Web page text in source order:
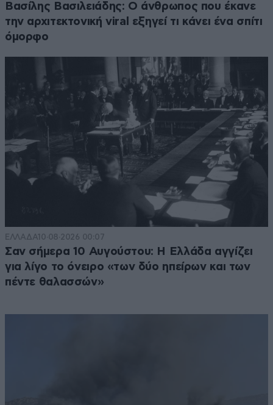
Βασίλης Βασιλειάδης: Ο άνθρωπος που έκανε
την αρχιτεκτονική viral εξηγεί τι κάνει ένα σπίτι
όμορφο
ΕΛΛΑΔΑ10·08·2026 00:07
Σαν σήμερα 10 Αυγούστου: Η Ελλάδα αγγίζει
για λίγο το όνειρο «των δύο ηπείρων και των
πέντε θαλασσών»